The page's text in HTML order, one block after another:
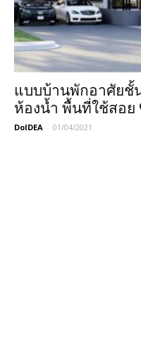
แบบบ้านพักอาศัยชั้
ห้องน้ำ พื้นที่ใช้สอย
DoIDEA - 01/04/2021